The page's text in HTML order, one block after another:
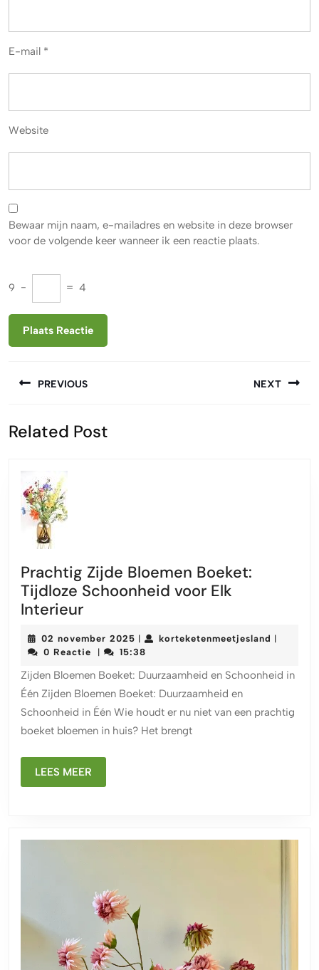
E-mail *
Website
Bewaar mijn naam, e-mailadres en website in deze browser
voor de volgende keer wanneer ik een reactie plaats.
9 − = 4
PREVIOUS
bericht:
NEXT
Related Post
Prachtig Zijde Bloemen Boeket:
Tijdloze Schoonheid voor Elk
InterieurPrachtig
Bloemen
Tijdloze
Schoonheid
voor
Elk
Interieur
02 november 2025 02
november
| korteketenmeetjesland |
0 Reactie | 15:38
Zijden Bloemen Boeket: Duurzaamheid en Schoonheid in
Één Zijden Bloemen Boeket: Duurzaamheid en
Schoonheid in Één Wie houdt er nu niet van een prachtig
boeket bloemen in huis? Het brengt
LEES MEER
MEER